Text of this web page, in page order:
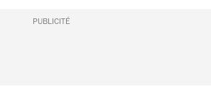
PUBLICITÉ